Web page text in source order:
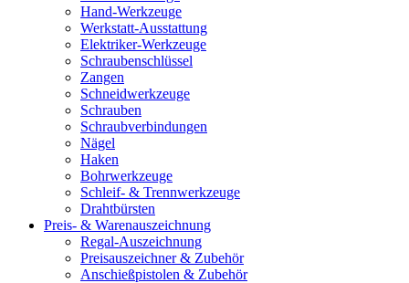
Hand-Werkzeuge
Werkstatt-Ausstattung
Elektriker-Werkzeuge
Schraubenschlüssel
Zangen
Schneidwerkzeuge
Schrauben
Schraubverbindungen
Nägel
Haken
Bohrwerkzeuge
Schleif- & Trennwerkzeuge
Drahtbürsten
Preis- & Warenauszeichnung
Regal-Auszeichnung
Preisauszeichner & Zubehör
Anschießpistolen & Zubehör